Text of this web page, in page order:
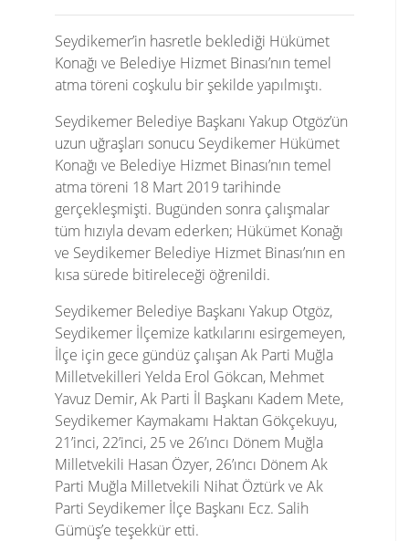
Seydikemer’in hasretle beklediği Hükümet
Konağı ve Belediye Hizmet Binası’nın temel
atma töreni coşkulu bir şekilde yapılmıştı.
Seydikemer Belediye Başkanı Yakup Otgöz’ün
uzun uğraşları sonucu Seydikemer Hükümet
Konağı ve Belediye Hizmet Binası’nın temel
atma töreni 18 Mart 2019 tarihinde
gerçekleşmişti. Bugünden sonra çalışmalar
tüm hızıyla devam ederken; Hükümet Konağı
ve Seydikemer Belediye Hizmet Binası’nın en
kısa sürede bitireleceği öğrenildi.
Seydikemer Belediye Başkanı Yakup Otgöz,
Seydikemer İlçemize katkılarını esirgemeyen,
İlçe için gece gündüz çalışan Ak Parti Muğla
Milletvekilleri Yelda Erol Gökcan, Mehmet
Yavuz Demir, Ak Parti İl Başkanı Kadem Mete,
Seydikemer Kaymakamı Haktan Gökçekuyu,
21’inci, 22’inci, 25 ve 26’ıncı Dönem Muğla
Milletvekili Hasan Özyer, 26’ıncı Dönem Ak
Parti Muğla Milletvekili Nihat Öztürk ve Ak
Parti Seydikemer İlçe Başkanı Ecz. Salih
Gümüş’e teşekkür etti.